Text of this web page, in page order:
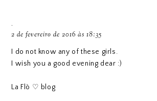
.
2 de fevereiro de 2016 às 18:35
I do not know any of these girls.
I wish you a good evening dear :)
La Flò ♡ blog